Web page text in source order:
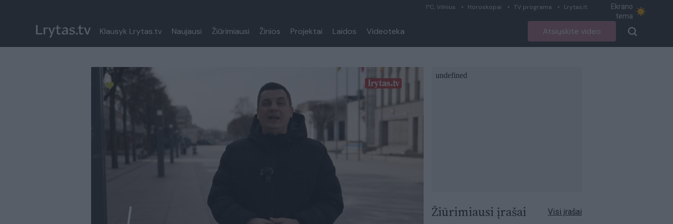
1°C, Vilnius Horoskopai TV programa Lrytas.lt
Ekrano
tema
Klausyk Lrytas.tv Naujausi Žiūrimiausi Žinios Projektai Laidos Videoteka Atsiųskite video
Paremkite Ukrainą
Žiūrimiausi įrašai Visi įrašai